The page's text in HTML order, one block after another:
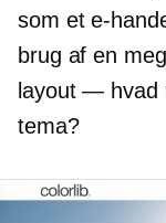
som et e-
brug af en
layout — hvad
tema?